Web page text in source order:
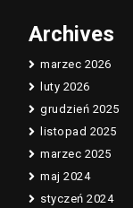
Archives
marzec 2026
luty 2026
grudzień 2025
listopad 2025
marzec 2025
maj 2024
styczeń 2024